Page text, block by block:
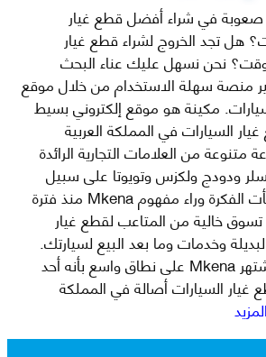
في شراء أفضل قطع غيار
هل تجد الخروج لشراء قطع غيار
نحن نسهل عليك عناء البحث
منصة سهلة الاستخدام من خلال موقع
مكينة هو موقع إلكتروني بسيط
السيارات في المملكة العربية
من العلامات التجارية الرائدة
ودودج ولكزس وتويوتا على سبيل
المثال لا الحصر. نشأت الفكرة وراء مفهوم Mkena منذ فترة
خالية من المتاعب لقطع غيار
وخدمات وما بعد البيع لسيارتك.
ومنذ ذلك الحين ، اشتهر Mkena على نطاق واسع بأنه أحد
السيارات أصالة في المملكة